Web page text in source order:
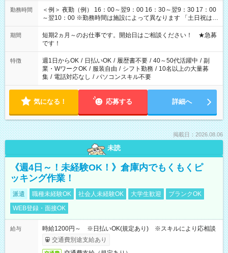
勤務時間
＜例＞ 夜勤（例） 16：00～翌9：00 16：30～翌9：30 17：00
～翌10：00 ※勤務時間は施設によって異なります 「土日祝は休
みたい」 「しっかり稼ぎたい」 「もう少し遅い時間から始めた
い」など ご希望にあったお仕事をご案内いたします。 ※未経験
の方の場合は1～2ヶ月間は日中での仕事を経験いただき、 お
仕事に慣れてからの夜勤になります。 ★家庭の都合でお休みが
必要な場合も遠慮なくご相談ください。
期間
短期2ヵ月～のお仕事です。開始日はご相談ください！ ★急募
です！
特徴 週1日からOK / 日払いOK / 履歴書不要 / 40～50代活躍中 / 副
業・WワークOK / 服装自由 / シフト勤務 / 10名以上の大量募
集 / 電話対応なし / パソコンスキル不要
気になる！ 応募する 詳細へ
掲載日：2026.08.06
未読
《週4日～！未経験OK！》倉庫内でもくもくピ
ッキング作業！
派遣 職種未経験OK 社会人未経験OK 大学生歓迎
ブランクOK
WEB登録・面接OK
給与
時給1200円～ ※日払いOK(規定あり) ※スキルにより応相談
交通費別途支給あり